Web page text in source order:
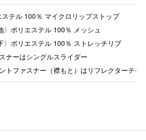
ステル 100％ マイクロリップストップ
〉ポリエステル 100％ メッシュ
〉ポリエステル 100％ ストレッチリブ
ナーはシングルスライダー
トファスナー（襟もと）はリフレクターテー